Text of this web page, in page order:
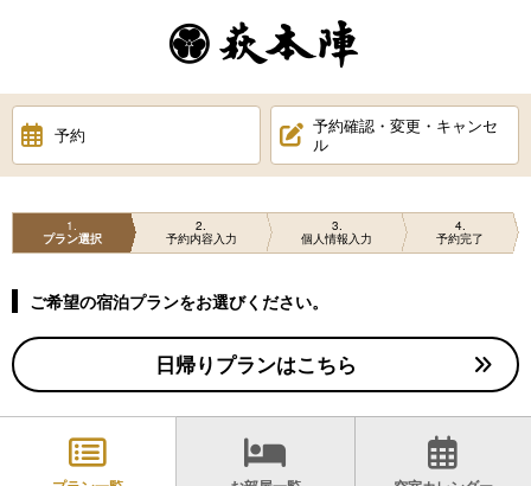
予約
予約確認・変更・キャンセ
ル
1
プラン選択
2
予約内容入力
3
個人情報入力
4
予約完了
ご希望の宿泊プランをお選びください。
日帰りプランはこちら